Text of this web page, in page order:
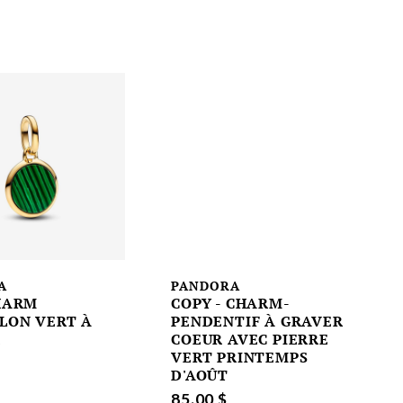
VERT À
PANDORA
COPY - CHARM-
PENDENTIF À GRAVER
COEUR AVEC PIERRE
VERT PRINTEMPS
D'AOÛT
85.00 $